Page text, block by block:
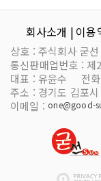
회사소개 | 이용
상호 : 주식회사 굳선
통신판매업번호 : 제
대표 : 유윤수 전
주소 : 경기도 김포
이메일 : one@good-